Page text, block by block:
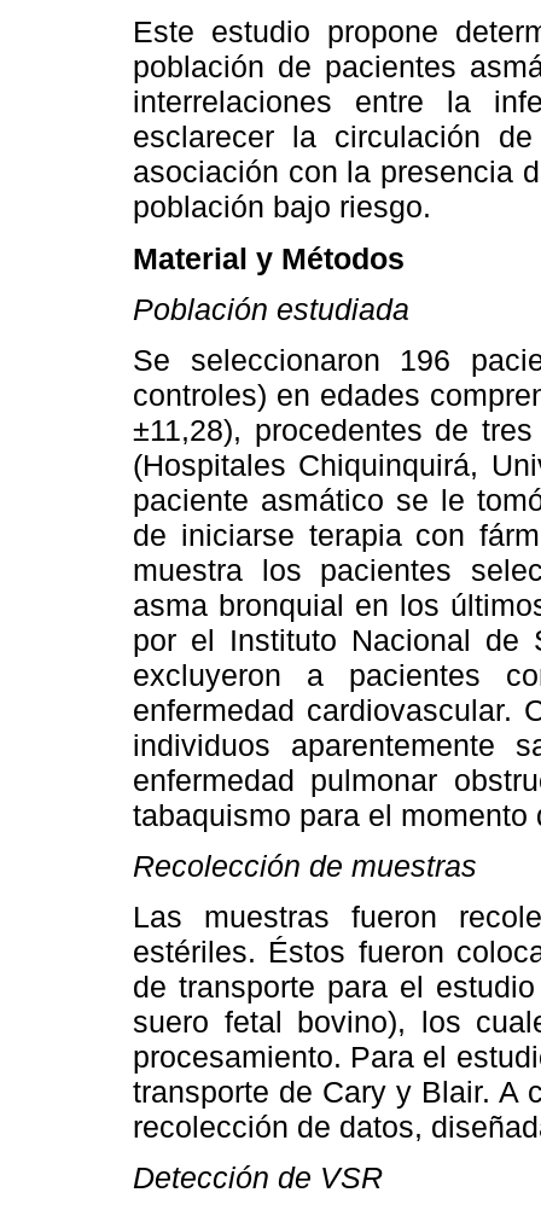
Este estudio propone
población de pacientes
interrelaciones entre la
esclarecer la circulación
asociación con la presencia
población bajo riesgo.
Material y Métodos
Población estudiada
Se seleccionaron 196
controles) en edades
±11,28), procedentes de
(Hospitales Chiquinquirá,
paciente asmático se le
de iniciarse terapia con
muestra los pacientes
asma bronquial en los
por el Instituto Nacional de
excluyeron a pacientes
enfermedad cardiovascular.
individuos aparentemente
enfermedad pulmonar
tabaquismo para el
Recolección de muestras
Las muestras fueron
estériles. Éstos fueron
de transporte para el
suero fetal bovino), los
procesamiento. Para el
transporte de Cary y Blair. A
recolección de datos,
Detección de VSR